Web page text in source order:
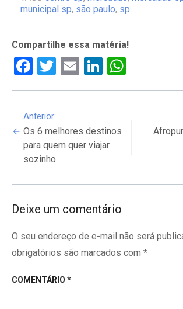
municipal sp, são paulo, sp
Compartilhe essa matéria!
Facebook
Twitter
EmailLinkedIn
Continue
Reading
Anterior:
Os 6 melhores destinos
para quem quer viajar
sozinho
Deixe um comentário
O seu endereço de e-mail não será
obrigatórios são marcados com *
COMENTÁRIO *